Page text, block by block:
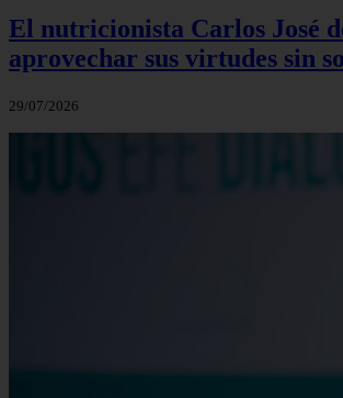
El nutricionista Carlos José
aprovechar sus virtudes sin
29/07/2026